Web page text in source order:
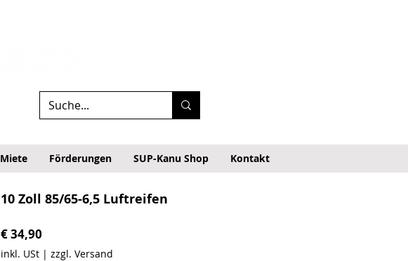
Miete Förderungen SUP-Kanu Shop Kontakt
10 Zoll 85/65-6,5 Luftreifen
€ 34,90Preis
inkl. USt| zzgl. Versand